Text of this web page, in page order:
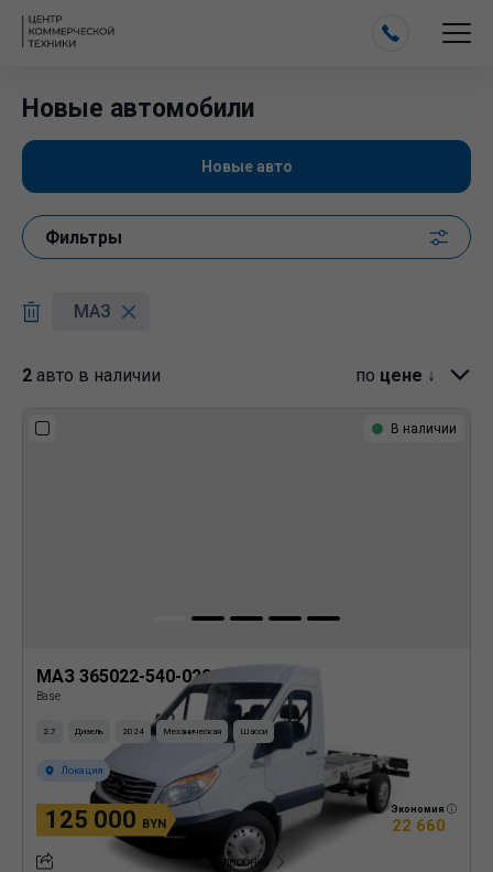
Новые автомобили
Новые авто
Фильтры
МАЗ
2 авто в наличии по цене ↓
В наличии
МАЗ 365022-540-020 Шасси
Base
2.7 Дизель 2024 Механическая Шасси
Локация
125 000 BYN
Экономия
22 660
Подробнее